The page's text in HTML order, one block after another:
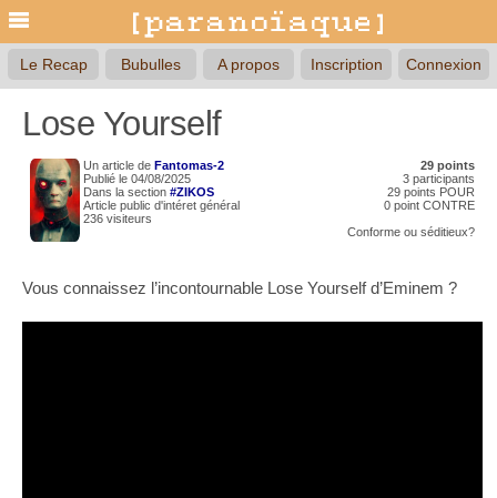
Le Recap Bubulles A propos Inscription Connexion
Lose Yourself
Un article de Fantomas-2
Publié le 04/08/2025
Dans la section #ZIKOS
Article public d'intéret général
236 visiteurs
29 points
3 participants
29 points POUR
0 point CONTRE
Conforme ou séditieux?
Vous connaissez l’incontournable Lose Yourself d’Eminem ?